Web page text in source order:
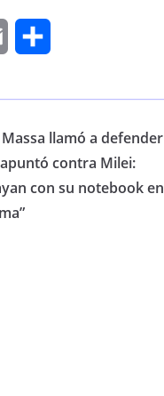
i
rllamó a defender
contra Milei:
con su notebook en